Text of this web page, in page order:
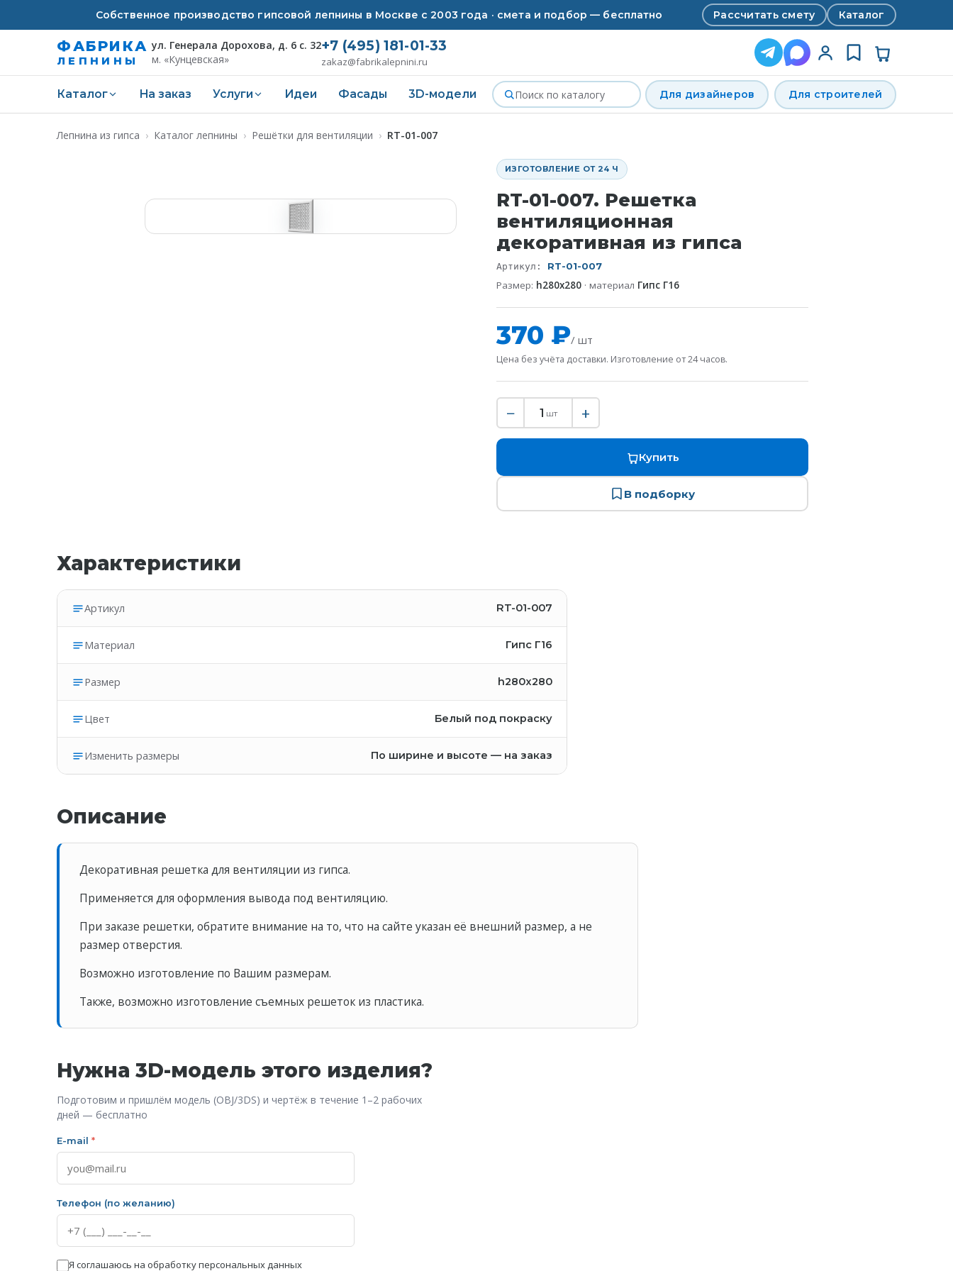
Собственное производство гипсовой лепнины в Москве с 2003 года · смета и подбор — бесплатно Рассчитать смету Каталог
ФАБРИКА
ЛЕПНИНЫ
ул. Генерала Дорохова, д. 6 с. 32
м. «Кунцевская»
+7 (495) 181-01-33
zakaz@fabrikalepnini.ru
Каталог На заказ Услуги Идеи Фасады 3D-модели Для дизайнеров Для строителей
Лепнина из гипса › Каталог лепнины › Решётки для вентиляции › RT-01-007
ИЗГОТОВЛЕНИЕ ОТ 24 Ч
RT-01-007. Решетка
вентиляционная
декоративная из гипса
Артикул: RT-01-007
Размер: h280x280 · материал Гипс Г16
370 ₽/ шт
Цена без учёта доставки. Изготовление от 24 часов.
− 1 шт +
Купить
В подборку
Характеристики
Артикул RT-01-007
Материал Гипс Г16
Размер h280x280
Цвет Белый под покраску
Изменить размеры По ширине и высоте — на заказ
Описание
Декоративная решетка для вентиляции из гипса.
Применяется для оформления вывода под вентиляцию.
При заказе решетки, обратите внимание на то, что на сайте указан её внешний размер, а не
размер отверстия.
Возможно изготовление по Вашим размерам.
Также, возможно изготовление съемных решеток из пластика.
Нужна 3D-модель этого изделия?
Подготовим и пришлём модель (OBJ/3DS) и чертёж в течение 1–2 рабочих
дней — бесплатно
E-mail *
Телефон (по желанию)
Я соглашаюсь на обработку персональных данных